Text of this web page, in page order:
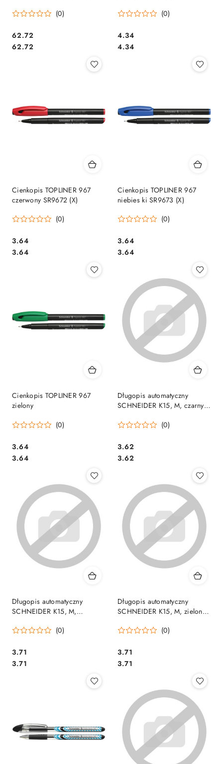
(0)
Cena:
62.72
Cena:
62.72
(0)
Cena:
4.34
Cena:
4.34
Cienkopis TOPLINER 967
czerwony SR9672 (X)
(0)
Cena:
3.64
Cena:
3.64
Cienkopis TOPLINER 967
niebies ki SR9673 (X)
(0)
Cena:
3.64
Cena:
3.64
Cienkopis TOPLINER 967
zielony
(0)
Cena:
3.64
Cena:
3.64
Długopis automatyczny
SCHNEIDER K15, M, czarny,
(0)
Cena:
3.62
Cena:
3.62
Długopis automatyczny
SCHNEIDER K15, M,
(0)
Cena:
3.71
Cena:
3.71
Długopis automatyczny
SCHNEIDER K15, M, zielony,
(0)
Cena:
3.71
Cena:
3.71